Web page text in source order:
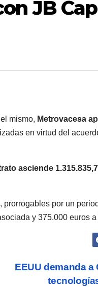
JB
mismo, Metrovacesa
en virtud del
asciende
, prorrogables por un
y 375.000 euros
EEUU demanda